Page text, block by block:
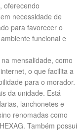
oferecendo
necessidade de
para favorecer o
funcional e
mensalidade, como
o que facilita a
para o morador.
da unidade. Está
lanchonetes e
renomadas como
Também possui